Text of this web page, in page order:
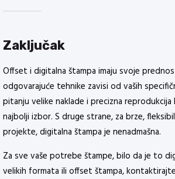
Zaključak
Offset i digitalna štampa imaju svoje
odgovarajuće tehnike zavisi od vaših
pitanju velike naklade i precizna
najbolji izbor. S druge strane, za brze,
projekte, digitalna štampa je nenadmašna.
Za sve vaše potrebe štampe, bilo da je to
velikih formata ili offset štampa,